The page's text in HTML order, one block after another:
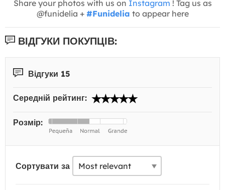
Share your photos with us on Instagram ! Tag us as
@funidelia + #Funidelia to appear here
ВІДГУКИ ПОКУПЦІВ:
Відгуки 15
Середній рейтинг:
Розмір:
Сортувати за